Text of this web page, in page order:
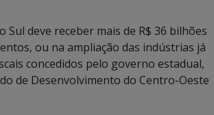
deve receber mais de R$ 36 bilhões
ou na ampliação das indústrias já
concedidos pelo governo estadual,
de Desenvolvimento do Centro-Oeste